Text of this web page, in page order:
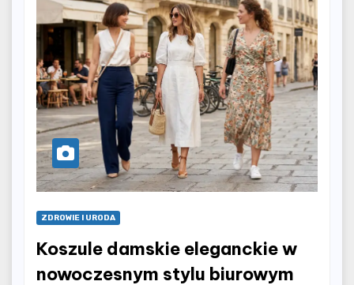
ZDROWIE I URODA
Koszule damskie eleganckie w
nowoczesnym stylu biurowym